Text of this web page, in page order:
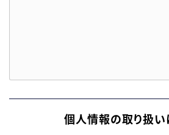
個人情報の取り扱い